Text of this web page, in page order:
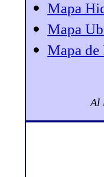
Mapa
Mapa
Mapa de
Al